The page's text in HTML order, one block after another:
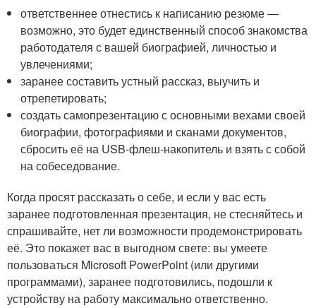
ответственнее отнестись к написанию резюме —
возможно, это будет единственный способ знакомства
работодателя с вашей биографией, личностью и
увлечениями;
заранее составить устный рассказ, выучить и
отрепетировать;
создать самопрезентацию с основными вехами своей
биографии, фотографиями и сканами документов,
сбросить её на USB-флеш-накопитель и взять с собой
на собеседование.
Когда просят рассказать о себе, и если у вас есть
заранее подготовленная презентация, не стесняйтесь и
спрашивайте, нет ли возможности продемонстрировать
её. Это покажет вас в выгодном свете: вы умеете
пользоваться Microsoft PowerPoint (или другими
программами), заранее подготовились, подошли к
устройству на работу максимально ответственно.